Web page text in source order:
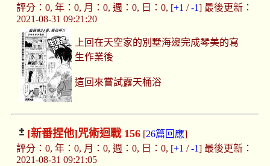
評分：0, 年：0, 月：0, 週：0, 日：0, [+1 /-1] 最後更新：
2021-08-31 09:21:20
上回在天空家的別墅海邊完成琴美的寫
生作業後
這回來嘗試露天桶浴
[新番捏他]咒術迴戰 156[26篇回應]
評分：0, 年：0, 月：0, 週：0, 日：0, [+1 /-1] 最後更新：
2021-08-31 09:21:05